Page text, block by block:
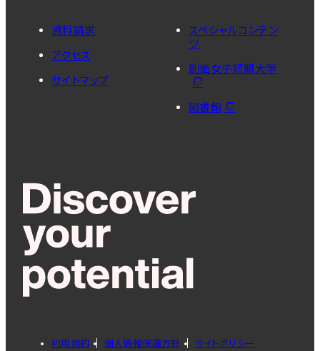
資料請求
アクセス
サイトマップ
スペシャルコンテン
ツ
創価女子短期大学
図書館
利用規約 個人情報保護方針 サイトポリシー